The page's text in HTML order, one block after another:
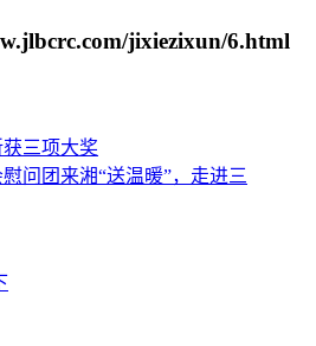
jixiezixun/6.html
三项大奖
问团来湘“送温暖”，走进三